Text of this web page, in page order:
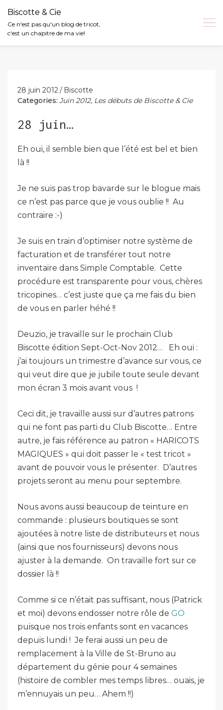
Biscotte & Cie
Ce n'est pas qu'un blog de tricot,
c'est un chapitre de ma vie!
28 juin 2012
Biscotte
Categories: Juin 2012, Les débuts de Biscotte & Cie
28 juin…
Eh oui, il semble bien que l’été est bel et bien
là !!
Je ne suis pas trop bavarde sur le blogue mais
ce n’est pas parce que je vous oublie !! Au
contraire :-)
Je suis en train d’optimiser notre système de
facturation et de transférer tout notre
inventaire dans Simple Comptable. Cette
procédure est transparente pour vous, chères
tricopines… c’est juste que ça me fais du bien
de vous en parler héhé !!
Deuzio, je travaille sur le prochain Club
Biscotte édition Sept-Oct-Nov 2012… Eh oui :
j’ai toujours un trimestre d’avance sur vous, ce
qui veut dire que je jubile toute seule devant
mon écran 3 mois avant vous !
Ceci dit, je travaille aussi sur d’autres patrons
qui ne font pas parti du Club Biscotte… Entre
autre, je fais référence au patron « HARICOTS
MAGIQUES » qui doit passer le « test tricot »
avant de pouvoir vous le présenter. D’autres
projets seront au menu pour septembre.
Nous avons aussi beaucoup de teinture en
commande : plusieurs boutiques se sont
ajoutées à notre liste de distributeurs et nous
(ainsi que nos fournisseurs) devons nous
ajuster à la demande. On travaille fort sur ce
dossier là !!
Comme si ce n’était pas suffisant, nous (Patrick
et moi) devons endosser notre rôle de GO
puisque nos trois enfants sont en vacances
depuis lundi ! Je ferai aussi un peu de
remplacement à la Ville de St-Bruno au
département du génie pour 4 semaines
(histoire de combler mes temps libres… ouais, je
m’ennuyais un peu… Ahem !!)